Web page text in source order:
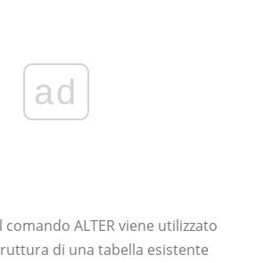
ad
ALTER viene utilizzato
di una tabella esistente